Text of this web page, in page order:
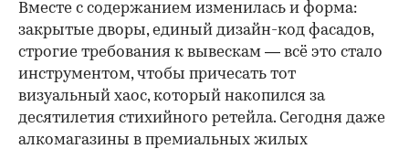
Вместе с содержанием изменилась и форма:
закрытые дворы, единый дизайн-код фасадов,
строгие требования к вывескам — всё это стало
инструментом, чтобы причесать тот
визуальный хаос, который накопился за
десятилетия стихийного ретейла. Сегодня даже
алкомагазины в премиальных жилых